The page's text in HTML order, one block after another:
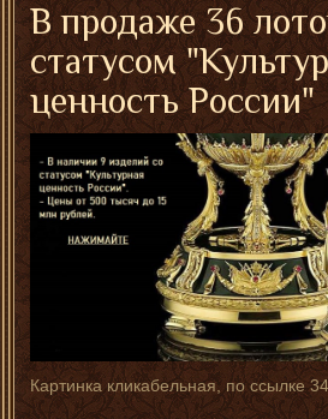
В продаже 36
статусом
ценность России"
Картинка кликабельная, по ссылке